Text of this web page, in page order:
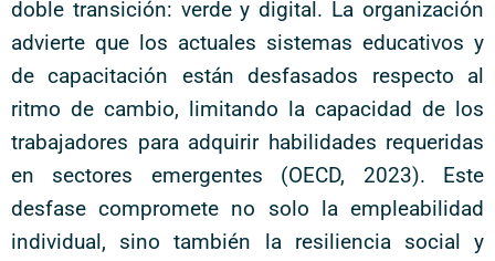
doble transición: verde y digital. La organización
advierte que los actuales sistemas educativos y
de capacitación están desfasados respecto al
ritmo de cambio, limitando la capacidad de los
trabajadores para adquirir habilidades requeridas
en sectores emergentes (OECD, 2023). Este
desfase compromete no solo la empleabilidad
individual, sino también la resiliencia social y